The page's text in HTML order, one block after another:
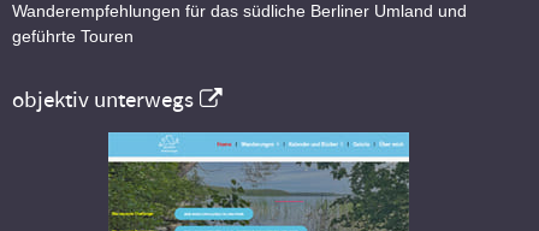
Wanderempfehlungen für das südliche Berliner Umland und
geführte Touren
objektiv unterwegs